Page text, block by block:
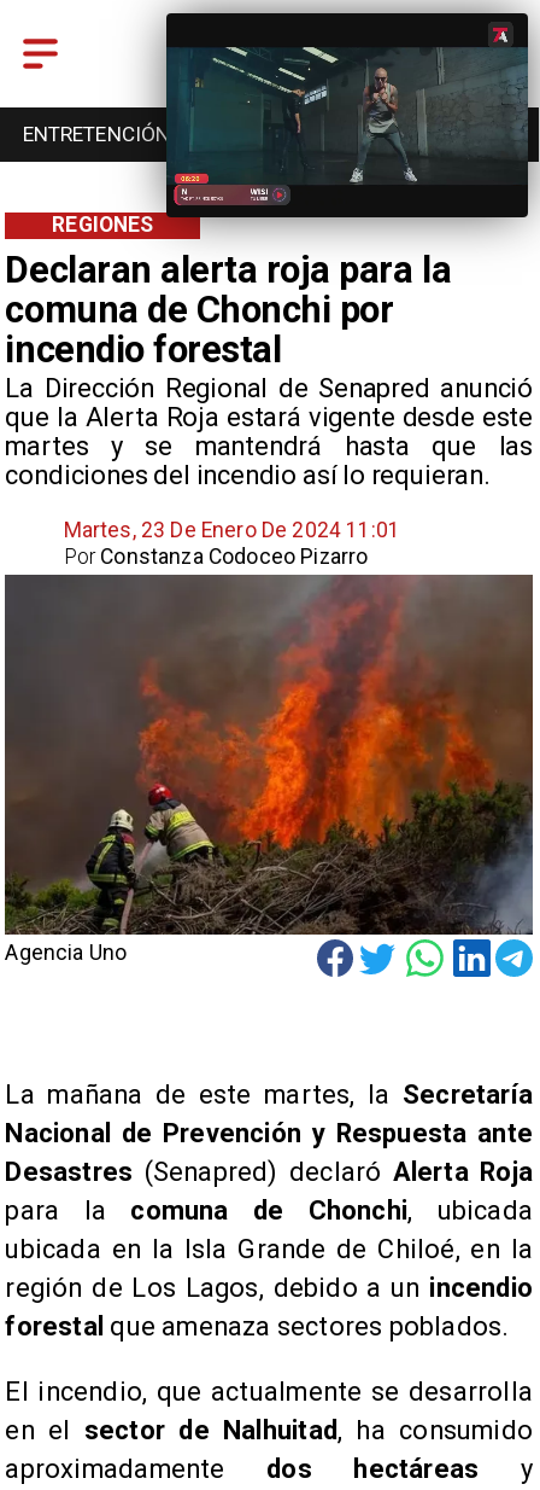
ENTRETENCIÓN DEPORTES CULTURA
Declaran alerta roja para la
comuna de Chonchi por
incendio forestal
La Dirección Regional de Senapred anunció
que la Alerta Roja estará vigente desde este
martes y se mantendrá hasta que las
condiciones del incendio así lo requieran.
REGIONES
Martes, 23 De Enero De 2024 11:01
Constanza Codoceo Pizarro
Por
Agencia Uno
​La mañana de este martes, la Secretaría
Nacional de Prevención y Respuesta ante
Desastres (Senapred) declaró Alerta Roja
para la comuna de Chonchi, ubicada
ubicada en la Isla Grande de Chiloé, en la
región de Los Lagos, debido a un incendio
forestal que amenaza sectores poblados.
​El incendio, que actualmente se desarrolla
en el sector de Nalhuitad , ha consumido
aproximadamente dos hectáreas y